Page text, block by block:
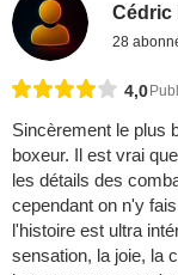
Cédric
28
4,0
Sincèrement le plus
boxeur. Il est vrai
les détails des
cependant on n'y
l'histoire est ultra
sensation, la joie, la